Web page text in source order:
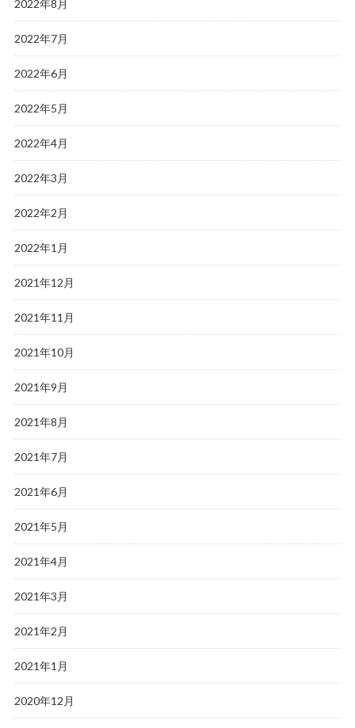
2022年8月
2022年7月
2022年6月
2022年5月
2022年4月
2022年3月
2022年2月
2022年1月
2021年12月
2021年11月
2021年10月
2021年9月
2021年8月
2021年7月
2021年6月
2021年5月
2021年4月
2021年3月
2021年2月
2021年1月
2020年12月